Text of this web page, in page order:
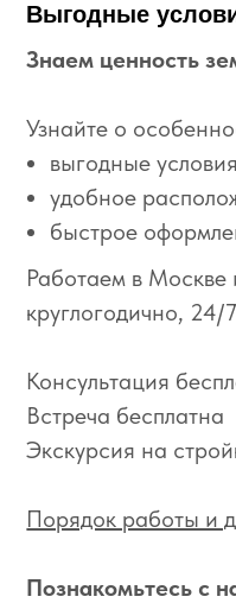
Выгодные
Знаем ценность
Узнайте о
выгодные условия
удобное
быстрое
Работаем в
круглогодично, 24/7
Консультация
Встреча бесплатна
Экскурсия на
Порядок работы и
Познакомьтесь с